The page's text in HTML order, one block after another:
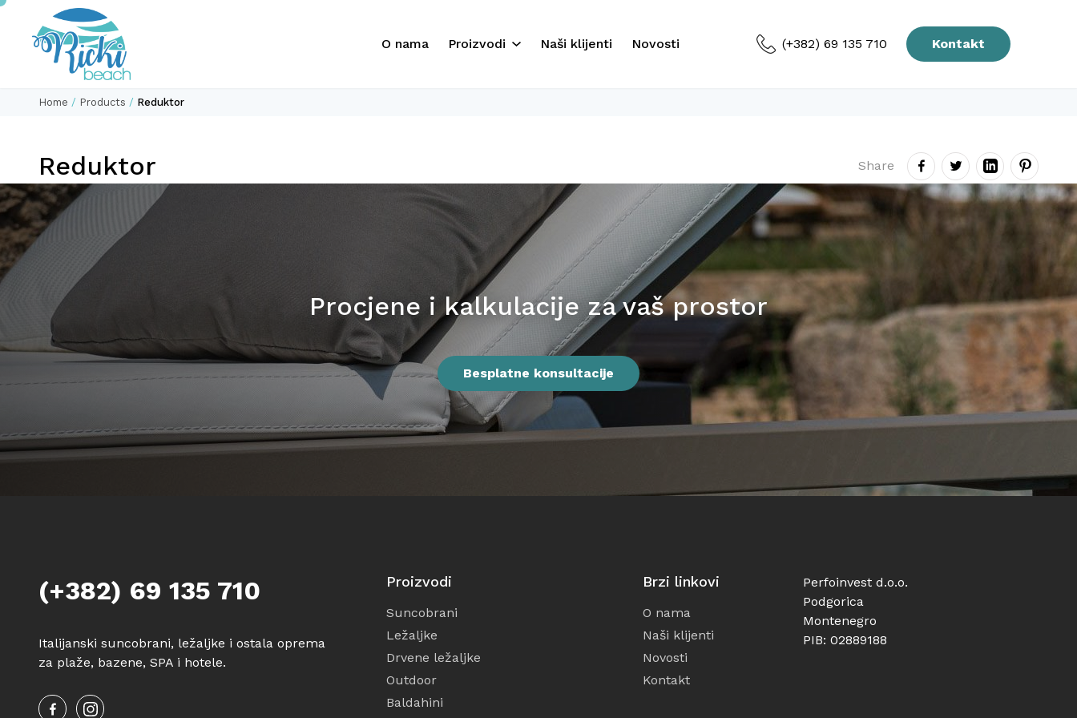
O nama Proizvodi
Baldahini
Veliki suncobrani
Pouf Relax
Nautika
Namještaj za enterijer i
eksterijer
Oprema
Igračke
Naši klijenti Novosti (+382) 69 135 710 Kontakt
Home / Products / Reduktor
Reduktor Share
Procjene i kalkulacije za vaš prostor
Besplatne konsultacije
(+382) 69 135 710
Italijanski suncobrani, ležaljke i ostala oprema
za plaže, bazene, SPA i hotele.
Proizvodi
Suncobrani
Ležaljke
Drvene ležaljke
Outdoor
Baldahini
Brzi linkovi
O nama
Naši klijenti
Novosti
Kontakt
Perfoinvest d.o.o.
Podgorica
Montenegro
PIB: 02889188